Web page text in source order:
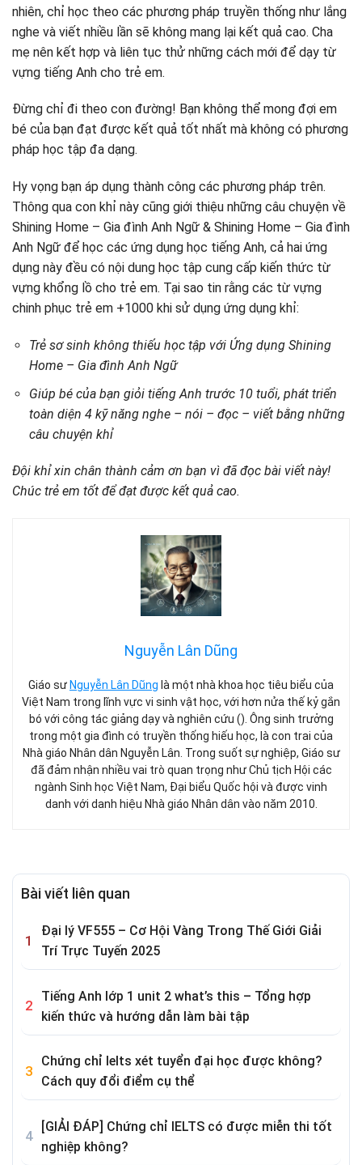
nhiên, chỉ học theo các phương pháp truyền thống như lắng
nghe và viết nhiều lần sẽ không mang lại kết quả cao. Cha
mẹ nên kết hợp và liên tục thử những cách mới để dạy từ
vựng tiếng Anh cho trẻ em.
Đừng chỉ đi theo con đường! Bạn không thể mong đợi em
bé của bạn đạt được kết quả tốt nhất mà không có phương
pháp học tập đa dạng.
Hy vọng bạn áp dụng thành công các phương pháp trên.
Thông qua con khỉ này cũng giới thiệu những câu chuyện về
Shining Home – Gia đình Anh Ngữ & Shining Home – Gia đình
Anh Ngữ để học các ứng dụng học tiếng Anh, cả hai ứng
dụng này đều có nội dung học tập cung cấp kiến ​​thức từ
vựng khổng lồ cho trẻ em. Tại sao tin rằng các từ vựng
chinh phục trẻ em +1000 khi sử dụng ứng dụng khỉ:
Trẻ sơ sinh không thiếu học tập với Ứng dụng Shining
Home – Gia đình Anh Ngữ
Giúp bé của bạn giỏi tiếng Anh trước 10 tuổi, phát triển
toàn diện 4 kỹ năng nghe – nói – đọc – viết bằng những
câu chuyện khỉ
Đội khỉ xin chân thành cảm ơn bạn vì đã đọc bài viết này!
Chúc trẻ em tốt để đạt được kết quả cao.
Nguyễn Lân Dũng
Giáo sư Nguyễn Lân Dũng là một nhà khoa học tiêu biểu của
Việt Nam trong lĩnh vực vi sinh vật học, với hơn nửa thế kỷ gắn
bó với công tác giảng dạy và nghiên cứu (). Ông sinh trưởng
trong một gia đình có truyền thống hiếu học, là con trai của
Nhà giáo Nhân dân Nguyễn Lân. Trong suốt sự nghiệp, Giáo sư
đã đảm nhận nhiều vai trò quan trọng như Chủ tịch Hội các
ngành Sinh học Việt Nam, Đại biểu Quốc hội và được vinh
danh với danh hiệu Nhà giáo Nhân dân vào năm 2010.
Bài viết liên quan
Đại lý VF555 – Cơ Hội Vàng Trong Thế Giới Giải
Trí Trực Tuyến 2025
Tiếng Anh lớp 1 unit 2 what’s this – Tổng hợp
kiến thức và hướng dẫn làm bài tập
Chứng chỉ Ielts xét tuyển đại học được không?
Cách quy đổi điểm cụ thể
[GIẢI ĐÁP] Chứng chỉ IELTS có được miễn thi tốt
nghiệp không?